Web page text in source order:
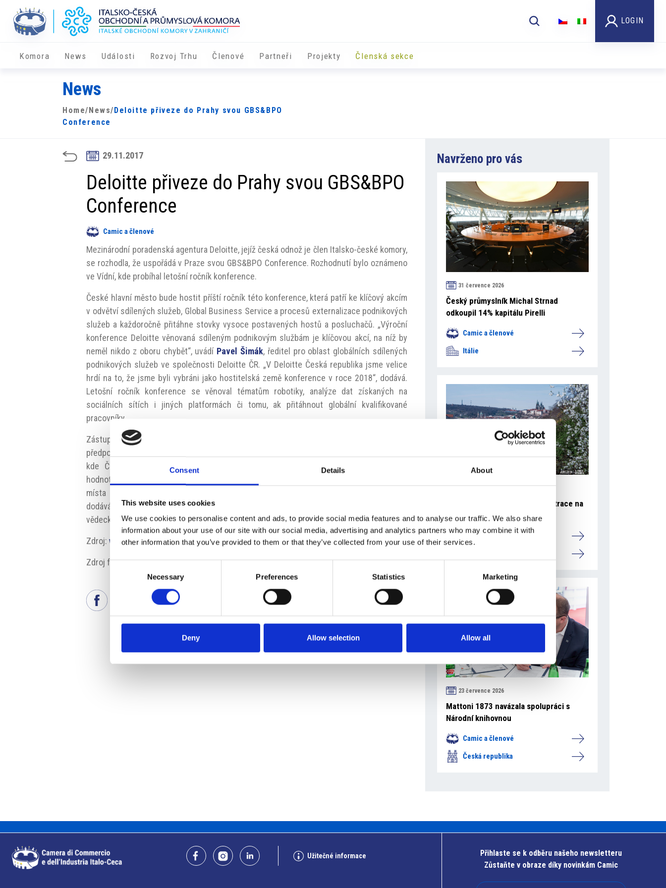
Consent Details About
This website uses cookies
We use cookies to personalise content and ads, to provide social media features and to analyse our traffic. We also share
information about your use of our site with our social media, advertising and analytics partners who may combine it with
other information that you’ve provided to them or that they’ve collected from your use of their services.
Necessary Preferences Statistics Marketing
Deny Allow selection Allow all
LOGIN
Komora News Události Rozvoj Trhu Členové Partneři ​​Projekty Členská sekce
News
Home/ News/ Deloitte přiveze do Prahy svou GBS&BPO
Conference
29.11.2017
Deloitte přiveze do Prahy svou GBS&BPO
Conference
Camic a členové
Mezinárodní poradenská agentura Deloitte, jejíž česká odnož je člen Italsko-české komory,
se rozhodla, že uspořádá v Praze svou GBS&BPO Conference. Rozhodnutí bylo oznámeno
ve Vídní, kde probíhal letošní ročník konference.
České hlavní město bude hostit příští ročník této konference, která patří ke klíčový akcím
v odvětví sdílených služeb, Global Business Service a procesů externalizace podnikových
služeb a každoročně přitáhne stovky vysoce postavených hostů a posluchačů. „Výroční
konference Deloitte věnovaná sdíleným podnikovým službám je klíčovou akcí, na níž by
neměl nikdo z oboru chybět“, uvádí Pavel Šimák, ředitel pro oblast globálních sdílených
podnikových služeb ve společnosti Deloitte ČR. „V Deloitte Česká republika jsme velice
hrdí na to, že jsme byli vybráni jako hostitelská země konference v roce 2018“, dodává.
Letošní ročník konference se věnoval tématům robotiky, analýze dat získaných na
sociálních sítích i jiných platformách či tomu, ak přitáhnout globální kvalifikované
pracovníky.
Zástupci měst i vládních institucích rozhodnutí Deloitte vřele přivítali. A to nejen kvůli
předpokládanému dopadu z hlediska kongresové turistiky. Sdílené služby patří k odvětvím,
kde Česká republika hledá nové zahraniční investiční projekty s vysokou přidanou
hodnotou. „Praha je dlouhodobě investorsky zajímavou destinací a patří mezi oblíbená
místa “, pléduje za české hlavní město generální ředitel CzechInvestu
dodává: „ I v sektoru BSS má co nabídnout. Ať už je to rozvitá infrastruktura, kvalitní
vědecko-výzkumná základna či dobrá dostupnost kvalifikovaných lidi“.
Zdroj:www.czechinvest.org
Zdroj fotografie: pis.cz
Navrženo pro vás
31 července 2026
Český průmyslník Michal Strnad
odkoupil 14% kapitálu Pirelli
Camic a členové
Itálie
27 července 2026
RunCzech změnil způsob registrace na
Generali půlmaraton Praha
Camic a členové
23 července 2026
Mattoni 1873 navázala spolupráci s
Národní knihovnou
Camic a členové
Česká republika
Užitečné informace
Přihlaste se k odběru našeho newsletteru
Zůstaňte v obraze díky novinkám Camic